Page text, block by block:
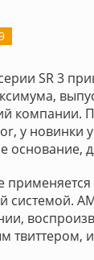
SR 3
компании.
у новинки
основание,
системой.
твиттером,